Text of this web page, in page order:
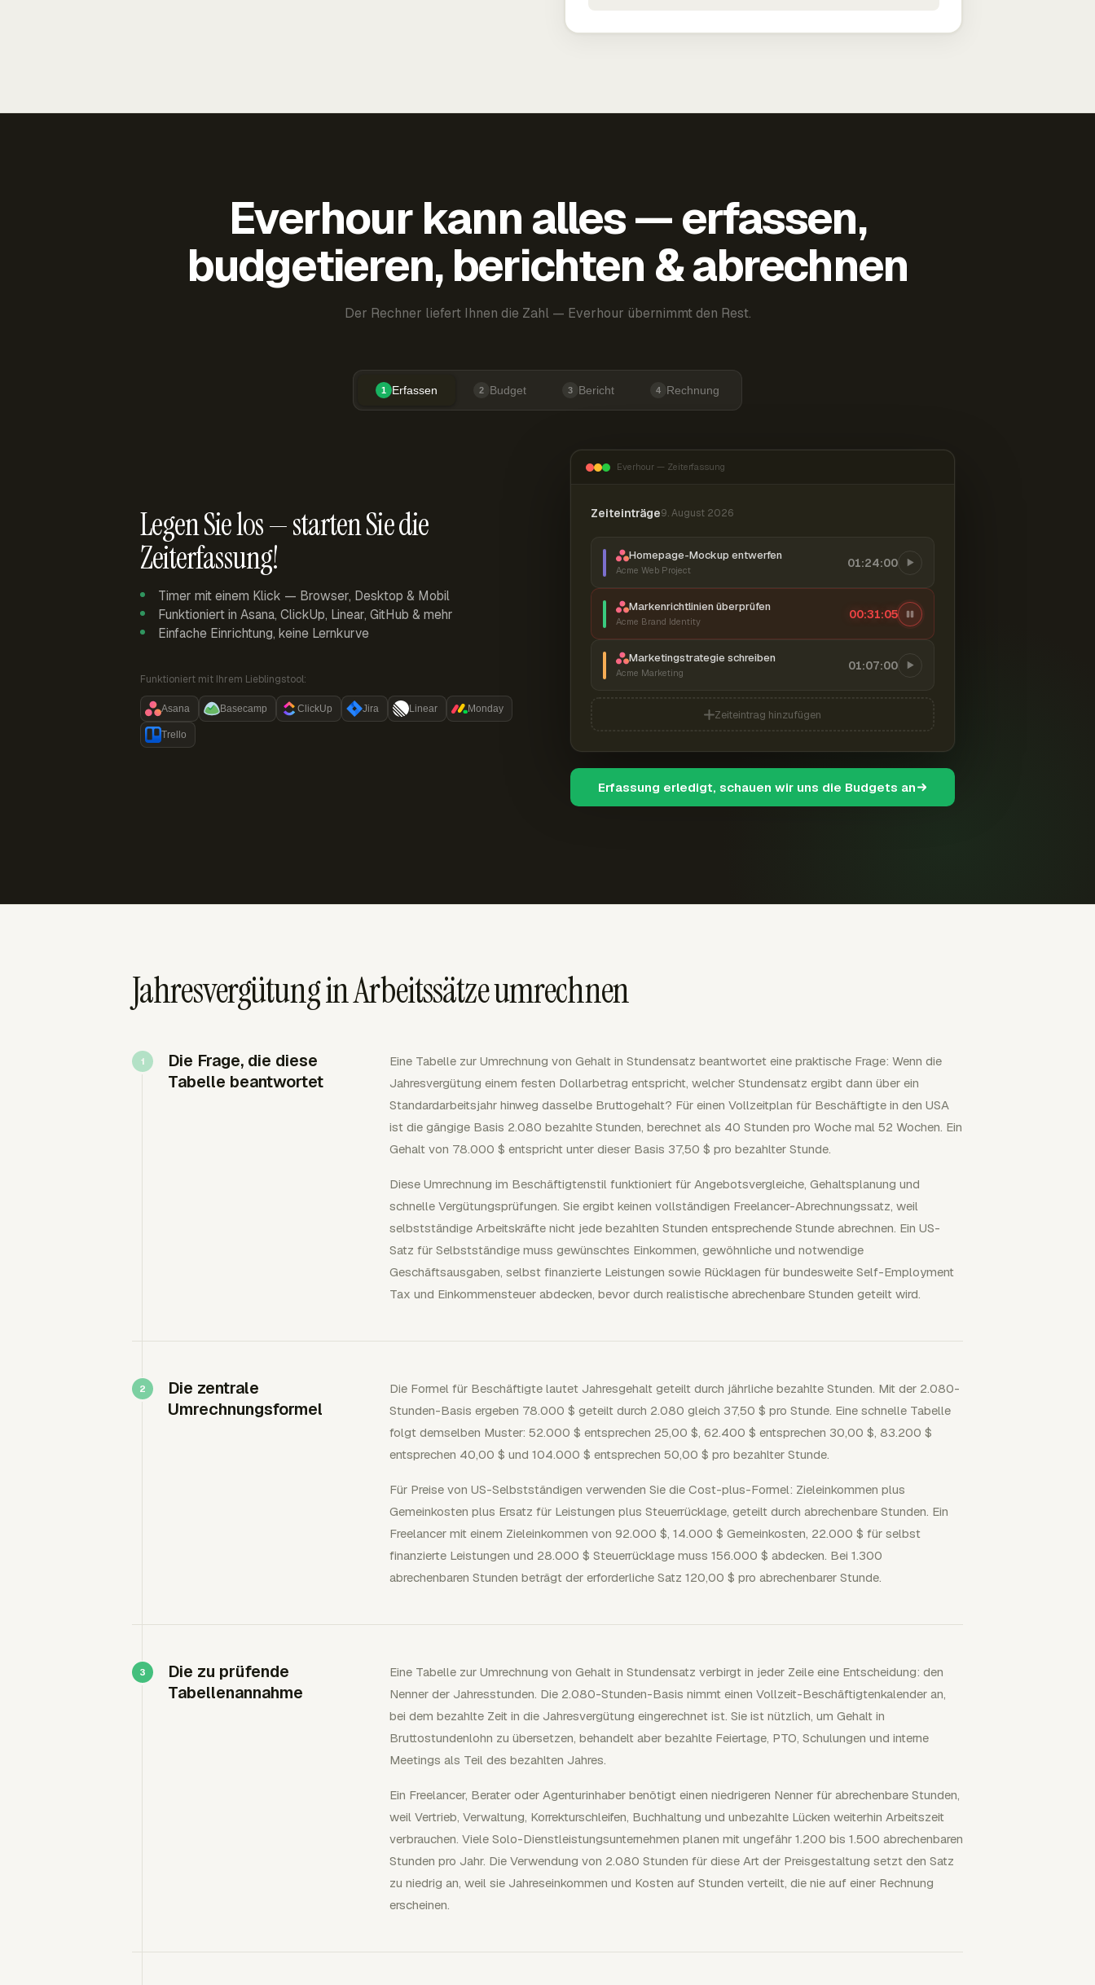
Everhour kann alles — erfassen,
budgetieren, berichten & abrechnen
Der Rechner liefert Ihnen die Zahl — Everhour übernimmt den Rest.
1 Erfassen 2 Budget 3 Bericht 4 Rechnung
Legen Sie los — starten Sie die
Zeiterfassung!
Timer mit einem Klick — Browser, Desktop & Mobil
Funktioniert in Asana, ClickUp, Linear, GitHub & mehr
Einfache Einrichtung, keine Lernkurve
Funktioniert mit Ihrem Lieblingstool:
Asana Basecamp ClickUp Jira Linear Monday
Trello
Everhour — Zeiterfassung
Zeiteinträge9. August 2026
Homepage-Mockup entwerfen
Acme Web Project
01:24:00
Markenrichtlinien überprüfen
Acme Brand Identity
00:31:06
Marketingstrategie schreiben
Acme Marketing
01:07:00
Zeiteintrag hinzufügen
Erfassung erledigt, schauen wir uns die Budgets an
Jahresvergütung in Arbeitssätze umrechnen
Die Frage, die diese
Tabelle beantwortet
Eine Tabelle zur Umrechnung von Gehalt in Stundensatz beantwortet eine praktische Frage: Wenn die
Jahresvergütung einem festen Dollarbetrag entspricht, welcher Stundensatz ergibt dann über ein
Standardarbeitsjahr hinweg dasselbe Bruttogehalt? Für einen Vollzeitplan für Beschäftigte in den USA
ist die gängige Basis 2.080 bezahlte Stunden, berechnet als 40 Stunden pro Woche mal 52 Wochen. Ein
Gehalt von 78.000 $ entspricht unter dieser Basis 37,50 $ pro bezahlter Stunde.
Diese Umrechnung im Beschäftigtenstil funktioniert für Angebotsvergleiche, Gehaltsplanung und
schnelle Vergütungsprüfungen. Sie ergibt keinen vollständigen Freelancer-Abrechnungssatz, weil
selbstständige Arbeitskräfte nicht jede bezahlten Stunden entsprechende Stunde abrechnen. Ein US-
Satz für Selbstständige muss gewünschtes Einkommen, gewöhnliche und notwendige
Geschäftsausgaben, selbst finanzierte Leistungen sowie Rücklagen für bundesweite Self-Employment
Tax und Einkommensteuer abdecken, bevor durch realistische abrechenbare Stunden geteilt wird.
Die zentrale
Umrechnungsformel
Die Formel für Beschäftigte lautet Jahresgehalt geteilt durch jährliche bezahlte Stunden. Mit der 2.080-
Stunden-Basis ergeben 78.000 $ geteilt durch 2.080 gleich 37,50 $ pro Stunde. Eine schnelle Tabelle
folgt demselben Muster: 52.000 $ entsprechen 25,00 $, 62.400 $ entsprechen 30,00 $, 83.200 $
entsprechen 40,00 $ und 104.000 $ entsprechen 50,00 $ pro bezahlter Stunde.
Für Preise von US-Selbstständigen verwenden Sie die Cost-plus-Formel: Zieleinkommen plus
Gemeinkosten plus Ersatz für Leistungen plus Steuerrücklage, geteilt durch abrechenbare Stunden. Ein
Freelancer mit einem Zieleinkommen von 92.000 $, 14.000 $ Gemeinkosten, 22.000 $ für selbst
finanzierte Leistungen und 28.000 $ Steuerrücklage muss 156.000 $ abdecken. Bei 1.300
abrechenbaren Stunden beträgt der erforderliche Satz 120,00 $ pro abrechenbarer Stunde.
Die zu prüfende
Tabellenannahme
Eine Tabelle zur Umrechnung von Gehalt in Stundensatz verbirgt in jeder Zeile eine Entscheidung: den
Nenner der Jahresstunden. Die 2.080-Stunden-Basis nimmt einen Vollzeit-Beschäftigtenkalender an,
bei dem bezahlte Zeit in die Jahresvergütung eingerechnet ist. Sie ist nützlich, um Gehalt in
Bruttostundenlohn zu übersetzen, behandelt aber bezahlte Feiertage, PTO, Schulungen und interne
Meetings als Teil des bezahlten Jahres.
Ein Freelancer, Berater oder Agenturinhaber benötigt einen niedrigeren Nenner für abrechenbare Stunden,
weil Vertrieb, Verwaltung, Korrekturschleifen, Buchhaltung und unbezahlte Lücken weiterhin Arbeitszeit
verbrauchen. Viele Solo-Dienstleistungsunternehmen planen mit ungefähr 1.200 bis 1.500 abrechenbaren
Stunden pro Jahr. Die Verwendung von 2.080 Stunden für diese Art der Preisgestaltung setzt den Satz
zu niedrig an, weil sie Jahreseinkommen und Kosten auf Stunden verteilt, die nie auf einer Rechnung
erscheinen.